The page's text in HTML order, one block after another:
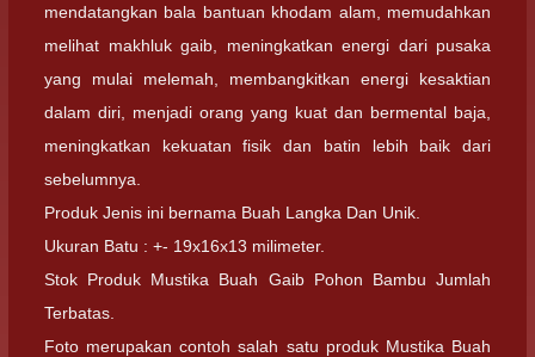
mendatangkan bala bantuan khodam alam, memudahkan
melihat makhluk gaib, meningkatkan energi dari pusaka
yang mulai melemah, membangkitkan energi kesaktian
dalam diri, menjadi orang yang kuat dan bermental baja,
meningkatkan kekuatan fisik dan batin lebih baik dari
sebelumnya.
Produk Jenis ini bernama Buah Langka Dan Unik.
Ukuran Batu : +- 19x16x13 milimeter.
Stok Produk Mustika Buah Gaib Pohon Bambu Jumlah
Terbatas.
Foto merupakan contoh salah satu produk Mustika Buah